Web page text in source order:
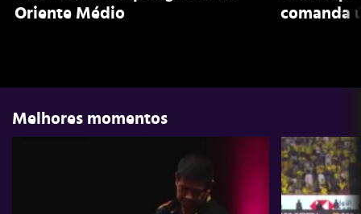
Oriente Médio
comanda
Melhores momentos